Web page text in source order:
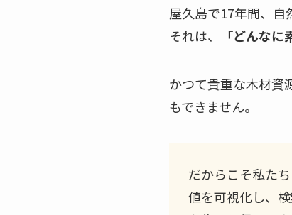
屋久島で17年間、自
それは、
「どんな
かつて貴重な木材資
もできません。
だからこそ私た
値を可視化し、